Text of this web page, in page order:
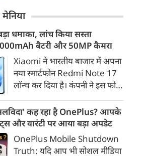
गहरी हो सके।
अरब ने एक ऐतिहासिक और
समझौते' (Mecca Joint
Defence Agreement) पर
हस्ताक्षर किए हैं।
धमाका, लांच किया सस्ता
बैटरी और 50MP कैमरा
Xiaomi ने भारतीय बाजार में अपना
नया स्मार्टफोन Redmi Note 17
लॉन्च कर दिया है। कंपनी ने इस फोन
डिस्प्ले, 8,000mAh की बड़ी बैटरी
और Qualcomm Snapdragon
चिपसेट के साथ पेश किया है। फोन में
50MP का मेन कैमरा दिया गया है।
कह रहा है OnePlus? आपके
और वारंटी पर आया बड़ा अपडेट
OnePlus Mobile Shutdown
Truth: यदि आप भी सोशल मीडिया